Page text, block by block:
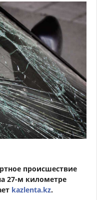
происшествие
27-м километре
kazlenta.kz.